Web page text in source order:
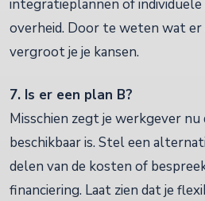
integratieplannen of
overheid. Door te weten wat er
vergroot je je kansen.
7. Is er een plan B?
Misschien zegt je werkgever
beschikbaar is. Stel een
delen van de kosten of
financiering. Laat zien dat je